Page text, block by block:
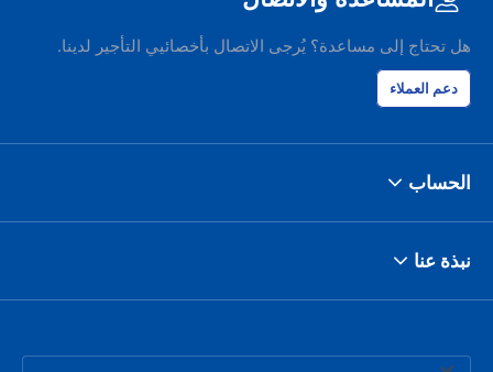
هل تحتاج إلى مساعدة؟ يُرجى الاتصال بأخصائيي التأجير لدينا.
دعم العملاء
الحساب
نبذة عنا